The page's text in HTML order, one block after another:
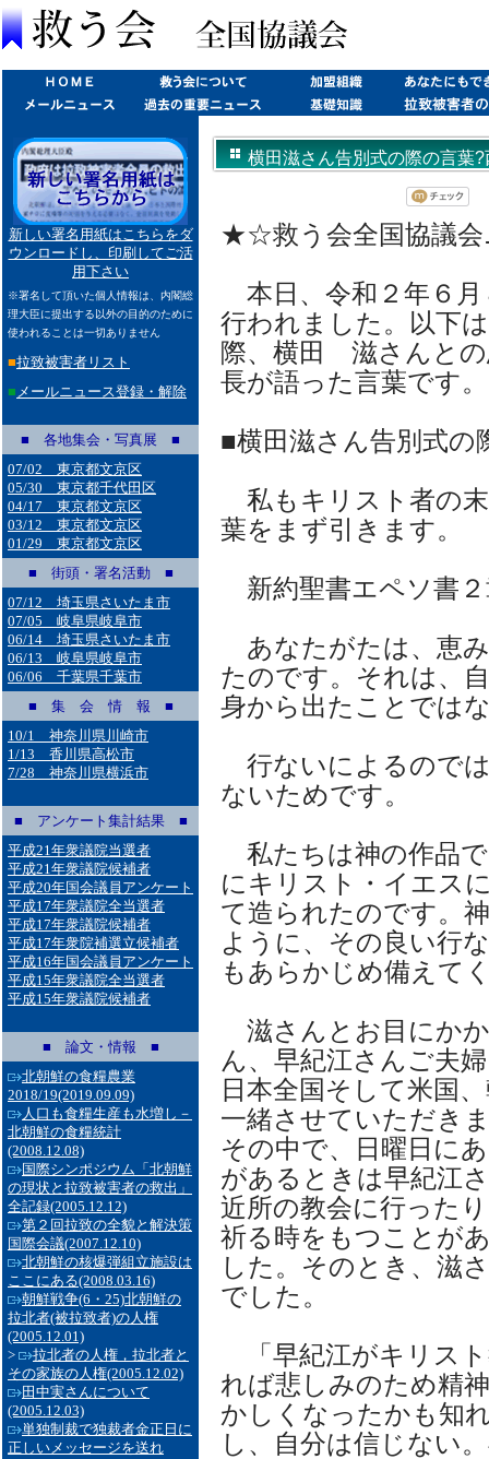
新しい署名用紙はこちらをダ
ウンロードし、印刷してご活
用下さい
※署名して頂いた個人情報は、内閣総
理大臣に提出する以外の目的のために
使われることは一切ありません
■拉致被害者リスト
■ メールニュース登録・解除
■ 各地集会・写真展 ■
07/02 東京都文京区
05/30 東京都千代田区
04/17 東京都文京区
03/12 東京都文京区
01/29 東京都文京区
■ 街頭・署名活動 ■
07/12 埼玉県さいたま市
07/05 岐阜県岐阜市
06/14 埼玉県さいたま市
06/13 岐阜県岐阜市
06/06 千葉県千葉市
■ 集 会 情 報 ■
10/1 神奈川県川崎市
1/13 香川県高松市
7/28 神奈川県横浜市
■ アンケート集計結果 ■
平成21年衆議院当選者
平成21年衆議院候補者
平成20年国会議員アンケート
平成17年衆議院全当選者
平成17年衆議院候補者
平成17年衆院補選立候補者
平成16年国会議員アンケート
平成15年衆議院全当選者
平成15年衆議院候補者
■ 論文・情報 ■
北朝鮮の食糧農業
2018/19(2019.09.09)
人口も食糧生産も水増し－
北朝鮮の食糧統計
(2008.12.08)
国際シンポジウム「北朝鮮
の現状と拉致被害者の救出」
全記録(2005.12.12)
第２回拉致の全貌と解決策
国際会議(2007.12.10)
北朝鮮の核爆弾組立施設は
ここにある(2008.03.16)
朝鮮戦争(6・25)北朝鮮の
拉北者(被拉致者)の人権
(2005.12.01)
>
拉北者の人権，拉北者と
その家族の人権(2005.12.02)
田中実さんについて
(2005.12.03)
単独制裁で独裁者金正日に
正しいメッセージを送れ
横田滋さん告別式の際の言葉
★☆救う会全国協議
本日、令和２年６月
行われました。以下
際、横田 滋さんとの
長が語った言葉です。
■横田滋さん告別式の
私もキリスト者の
葉をまず引きます。
新約聖書エペソ書２
あなたがたは、恵
たのです。それは、
身から出たことでは
行ないによるので
ないためです。
私たちは神の作品
にキリスト・イエス
て造られたのです。
ように、その良い行
もあらかじめ備えて
滋さんとお目にか
ん、早紀江さんご夫
日本全国そして米国
一緒させていただき
その中で、日曜日に
があるときは早紀江
近所の教会に行った
祈る時をもつことが
した。そのとき、滋
でした。
「早紀江がキリス
れば悲しみのため精
かしくなったかも知
し、自分は信じない